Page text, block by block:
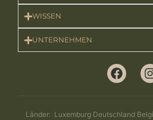
WISSEN
UNTERNEHMEN
Länder: Luxemburg Deutschland